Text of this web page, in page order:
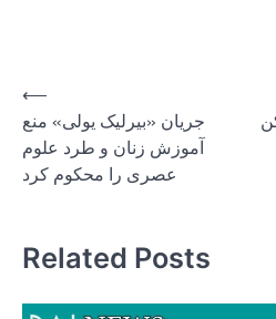
Post
navigation
⟵
جریان «بیرلیک یولی» منع
آموزش زنان و طرد علوم
عصری را محکوم کرد
Related Posts